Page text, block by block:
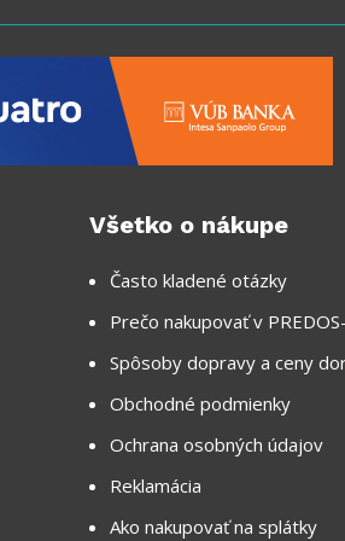
Všetko o nákupe
Často kladené otázky
Prečo nakupovať v
Spôsoby dopravy a ceny
Obchodné podmienky
Ochrana osobných údajov
Reklamácia
Ako nakupovať na splátky